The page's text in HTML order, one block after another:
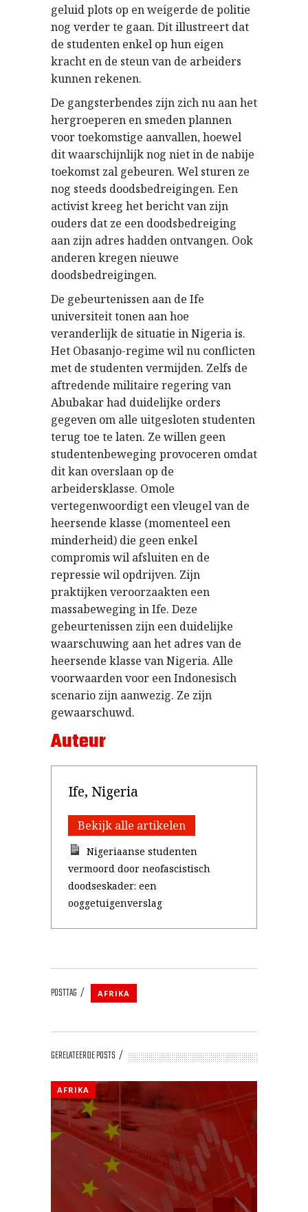
geluid plots op en weigerde de politie
nog verder te gaan. Dit illustreert dat
de studenten enkel op hun eigen
kracht en de steun van de arbeiders
kunnen rekenen.
De gangsterbendes zijn zich nu aan het
hergroeperen en smeden plannen
voor toekomstige aanvallen, hoewel
dit waarschijnlijk nog niet in de nabije
toekomst zal gebeuren. Wel sturen ze
nog steeds doodsbedreigingen. Een
activist kreeg het bericht van zijn
ouders dat ze een doodsbedreiging
aan zijn adres hadden ontvangen. Ook
anderen kregen nieuwe
doodsbedreigingen.
De gebeurtenissen aan de Ife
universiteit tonen aan hoe
veranderlijk de situatie in Nigeria is.
Het Obasanjo-regime wil nu conflicten
met de studenten vermijden. Zelfs de
aftredende militaire regering van
Abubakar had duidelijke orders
gegeven om alle uitgesloten studenten
terug toe te laten. Ze willen geen
studentenbeweging provoceren omdat
dit kan overslaan op de
arbeidersklasse. Omole
vertegenwoordigt een vleugel van de
heersende klasse (momenteel een
minderheid) die geen enkel
compromis wil afsluiten en de
repressie wil opdrijven. Zijn
praktijken veroorzaakten een
massabeweging in Ife. Deze
gebeurtenissen zijn een duidelijke
waarschuwing aan het adres van de
heersende klasse van Nigeria. Alle
voorwaarden voor een Indonesisch
scenario zijn aanwezig. Ze zijn
gewaarschuwd.
Auteur
Ife, Nigeria
Bekijk alle artikelen
Nigeriaanse studenten
vermoord door neofascistisch
doodseskader: een
ooggetuigenverslag
POSTTAG AFRIKA
GERELATEERDE POSTS
AFRIKA